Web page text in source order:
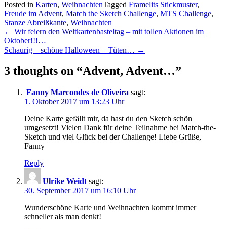
Posted in Karten, WeihnachtenTagged Framelits Stickmuster,
Freude im Advent, Match the Sketch Challenge, MTS Challenge,
Stanze Abreißkante, Weihnachten
Post
navigation
← Wir feiern den Weltkartenbasteltag – mit tollen Aktionen im
Oktober!!!…
Schaurig – schöne Halloween – Tüten… →
3 thoughts on “Advent, Advent…”
Fanny Marcondes de Oliveira sagt:
1. Oktober 2017 um 13:23 Uhr
Deine Karte gefällt mir, da hast du den Sketch schön
umgesetzt! Vielen Dank für deine Teilnahme bei Match-the-
Sketch und viel Glück bei der Challenge! Liebe Grüße,
Fanny
Reply
Ulrike Weidt sagt:
30. September 2017 um 16:10 Uhr
Wunderschöne Karte und Weihnachten kommt immer
schneller als man denkt!